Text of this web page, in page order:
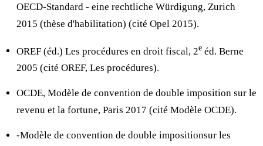
OECD-Standard - eine rechtliche Würdigung, Zurich
2015 (thèse d'habilitation) (cité Opel 2015).
OREF (éd.) Les procédures en droit fiscal, 2e éd. Berne
2005 (cité OREF, Les procédures).
OCDE, Modèle de convention de double imposition sur le
revenu et la fortune, Paris 2017 (cité Modèle OCDE).
-Modèle de convention de double impositionsur les